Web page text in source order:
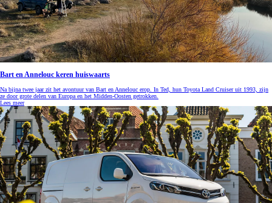
Bart en Annelouc keren huiswaarts
Na bijna twee jaar zit het avontuur van Bart en Annelouc erop. In Ted, hun Toyota Land Cruiser uit 1993, zijn
ze door grote delen van Europa en het Midden-Oosten getrokken.
Lees meer